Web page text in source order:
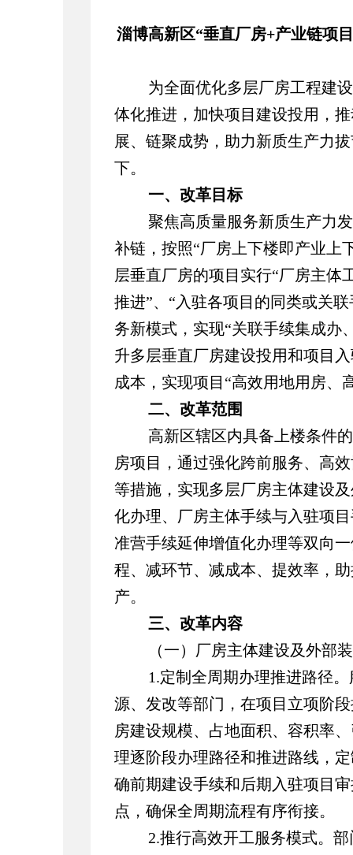
淄博高新区“垂直厂房+产业链项
为全面优化多层厂房工程建
体化推进，加快项目建设投用，
展、链聚成势，助力新质生产力
下。
一、改革目标
聚焦高质量服务新质生产力
补链，按照“厂房上下楼即产业上
层垂直厂房的项目实行“厂房主体
推进”、 “入驻各项目的同类或关
务新模式，实现“关联手续集成办
升多层垂直厂房建设投用和项目
成本，实现项目“高效用地用房、
二、改革范围
高新区辖区内具备上楼条件
房项目，通过强化跨前服务、高
等措施，实现多层厂房主体建设
化办理、厂房主体手续与入驻项
准营手续延伸增值化办理等双向
程、减环节、减成本、提效率，
产。
三、改革内容
（一）厂房主体建设及外部
1.定制全周期办理推进路径。
源、发改等部门，在项目立项阶
房建设规模、占地面积、容积率
理逐阶段办理路径和推进路线，
确前期建设手续和后期入驻项目
点，确保全周期流程有序衔接。
2.推行高效开工服务模式。